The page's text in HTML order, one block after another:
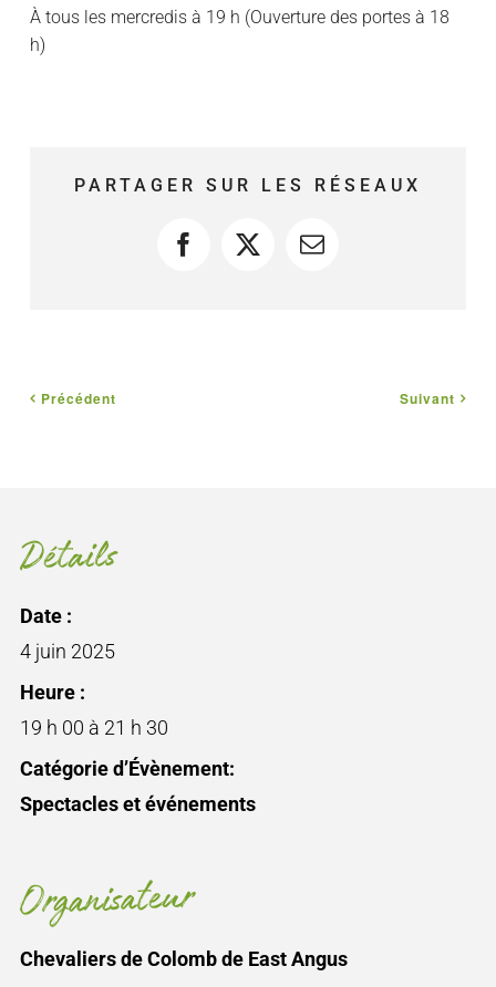
À tous les mercredis à 19 h (Ouverture des portes à 18
h)
PARTAGER SUR LES RÉSEAUX
Facebook
X Courriel
Précédent Suivant
Détails
Date :
4 juin 2025
Heure :
19 h 00 à 21 h 30
Catégorie d’Évènement:
Spectacles et événements
Organisateur
Chevaliers de Colomb de East Angus